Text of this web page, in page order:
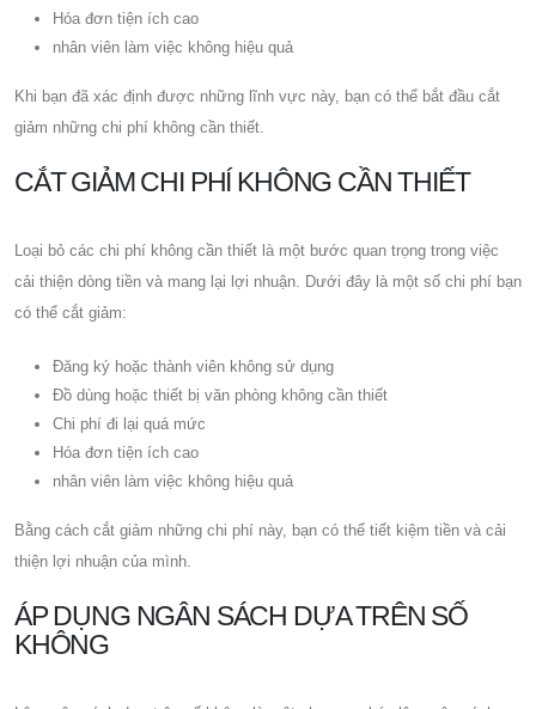
Hóa đơn tiện ích cao
nhân viên làm việc không hiệu quả
Khi bạn đã xác định được những lĩnh vực này, bạn có thể bắt đầu cắt
giảm những chi phí không cần thiết.
CẮT GIẢM CHI PHÍ KHÔNG CẦN THIẾT
Loại bỏ các chi phí không cần thiết là một bước quan trọng trong việc
cải thiện dòng tiền và mang lại lợi nhuận. Dưới đây là một số chi phí bạn
có thể cắt giảm:
Đăng ký hoặc thành viên không sử dụng
Đồ dùng hoặc thiết bị văn phòng không cần thiết
Chi phí đi lại quá mức
Hóa đơn tiện ích cao
nhân viên làm việc không hiệu quả
Bằng cách cắt giảm những chi phí này, bạn có thể tiết kiệm tiền và cải
thiện lợi nhuận của mình.
ÁP DỤNG NGÂN SÁCH DỰA TRÊN SỐ
KHÔNG